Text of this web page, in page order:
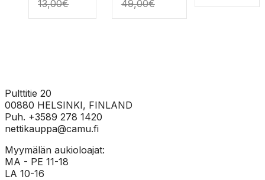
tuotteen
sivulla.
13,00€
tuotteen
sivulla.
49,00€
Pulttitie 20
00880 HELSINKI, FINLAND
Puh. +3589 278 1420
nettikauppa@camu.fi
Myymälän aukioloajat:
MA - PE 11-18
LA 10-16